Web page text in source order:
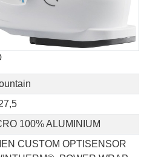
100% ALUMINIUM
CUSTOM OPTISENSOR